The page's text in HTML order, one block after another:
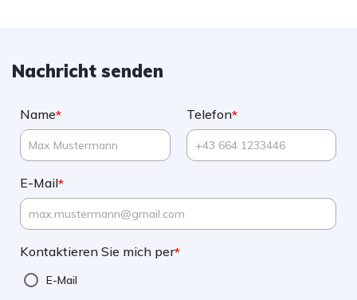
Nachricht senden
Name* Telefon*
E-Mail*
Kontaktieren Sie mich per*
E-Mail